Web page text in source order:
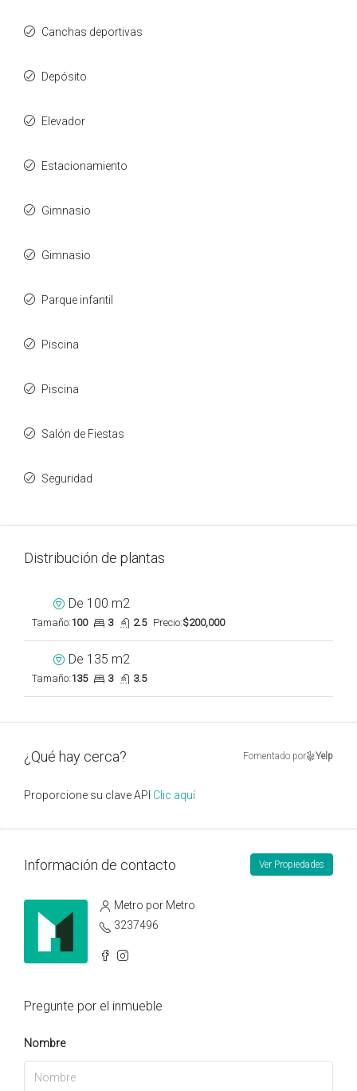
Canchas deportivas
Depósito
Elevador
Estacionamiento
Gimnasio
Gimnasio
Parque infantil
Piscina
Piscina
Salón de Fiestas
Seguridad
Distribución de plantas
De 100 m2
Tamaño:100 3 2.5 Precio:$200,000
De 135 m2
Tamaño:135 3 3.5
¿Qué hay cerca? Fomentado por Yelp
Proporcione su clave API Clic aquí
Información de contacto Ver Propiedades
Metro por Metro
3237496
Pregunte por el inmueble
Nombre